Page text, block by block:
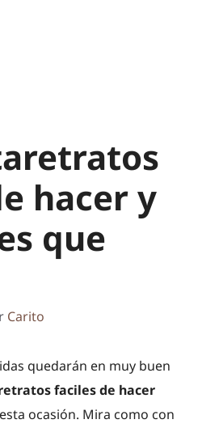
hacer y
que
Carito
quedarán en muy buen
faciles de hacer
ocasión. Mira como con